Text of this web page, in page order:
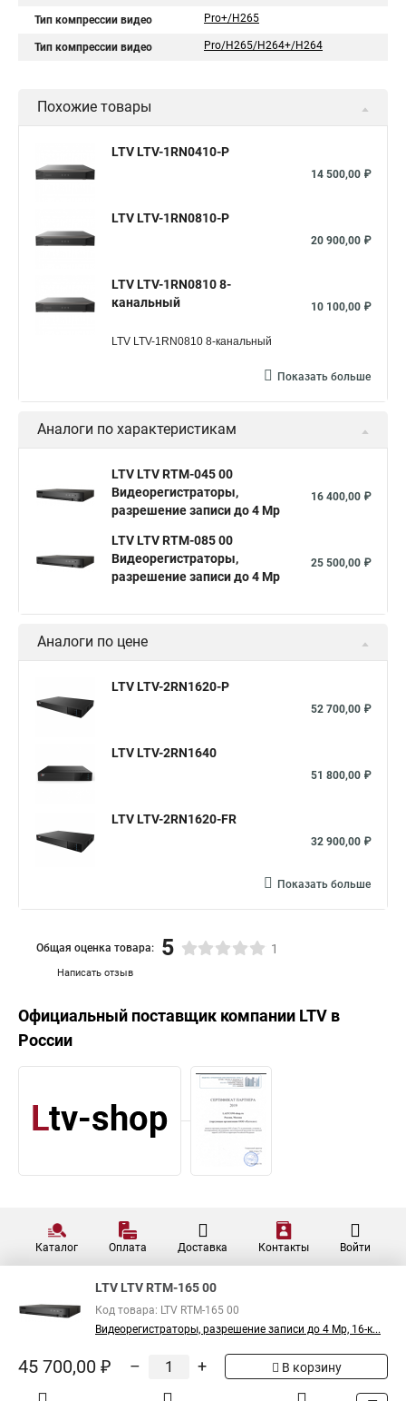
Тип компрессии видео Pro+/H265
Тип компрессии видео Pro/H265/H264+/H264
Похожие товары
LTV LTV-1RN0410-P
14 500,00 ₽
LTV LTV-1RN0810-P
20 900,00 ₽
LTV LTV-1RN0810 8-
канальный
LTV LTV-1RN0810 8-канальный
10 100,00 ₽
Показать больше
Аналоги по характеристикам
LTV LTV RTM-045 00
Видеорегистраторы,
разрешение записи до 4 Mp
16 400,00 ₽
LTV LTV RTM-085 00
Видеорегистраторы,
разрешение записи до 4 Mp
25 500,00 ₽
Аналоги по цене
LTV LTV-2RN1620-P
52 700,00 ₽
LTV LTV-2RN1640
51 800,00 ₽
LTV LTV-2RN1620-FR
32 900,00 ₽
Показать больше
Написать отзыв
Общая оценка товара: 5 1
Официальный поставщик компании LTV в
России
Каталог Оплата Доставка Контакты Войти
LTV LTV RTM-165 00
Код товара: LTV RTM-165 00
Видеорегистраторы, разрешение записи до 4 Mp, 16-к...
45 700,00 ₽ – + В корзину